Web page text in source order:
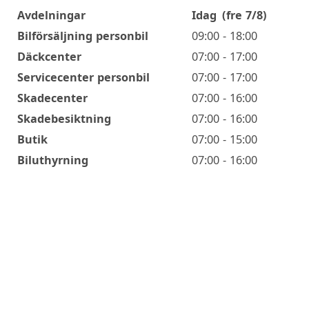
Öppettider
Avdelningar Idag (fre 7/8)
Bilförsäljning personbil
09:00 - 18:00
Däckcenter
07:00 - 17:00
Servicecenter personbil
07:00 - 17:00
Skadecenter
07:00 - 16:00
Skadebesiktning
07:00 - 16:00
Butik
07:00 - 15:00
Biluthyrning
07:00 - 16:00